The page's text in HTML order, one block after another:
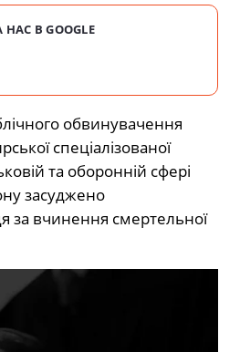
В GOOGLE
обвинувачення
спеціалізованої
та оборонній сфері
засуджено
за вчинення смертельної